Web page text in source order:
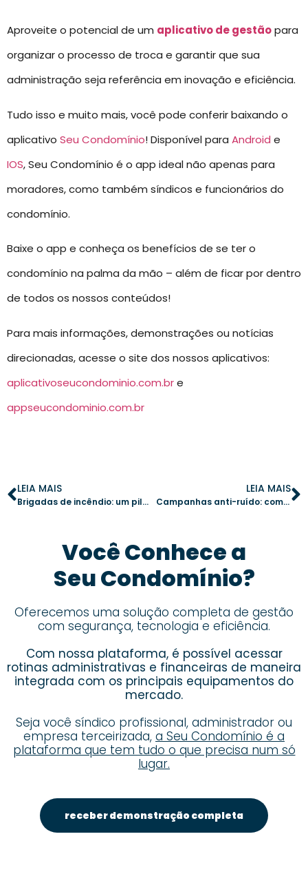
Aproveite o potencial de um aplicativo de gestãopara
organizar o processo de troca e garantir que sua
administração seja referência em inovação e eficiência.
Tudo isso e muito mais, você pode conferir baixando o
aplicativo Seu Condomínio! Disponível para Android e
IOS, Seu Condomínio é o app ideal não apenas para
moradores, como também síndicos e funcionários do
condomínio.
Baixe o app e conheça os benefícios de se ter o
condomínio na palma da mão – além de ficar por dentro
de todos os nossos conteúdos!
Para mais informações, demonstrações ou notícias
direcionadas, acesse o site dos nossos aplicativos:
aplicativoseucondominio.com.bre
appseucondominio.com.br
LEIA MAIS
Brigadas de incêndio: um pilar essencial para a segurança condominial
LEIA MAIS
Campanhas anti-ruído: como criar um ambiente mais harmonioso no condomínio
Você Conhece a
Seu Condomínio?
Oferecemos uma solução completa de gestão
com segurança, tecnologia e eficiência.
Com nossa plataforma, é possível acessar
rotinas administrativas e financeiras de maneira
integrada com os principais equipamentos do
mercado.
Seja você síndico profissional, administrador ou
empresa terceirizada, a Seu Condomínio é a
plataforma que tem tudo o que precisa num só
lugar.
receber demonstração completa